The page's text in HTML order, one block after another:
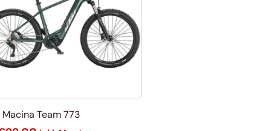
Macina Team 773